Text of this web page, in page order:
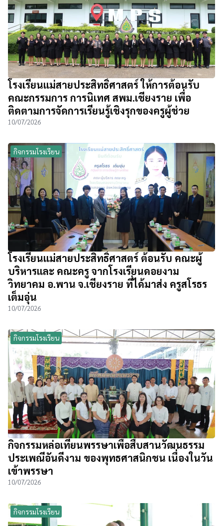
โรงเรียนแม่สายประสิทธิ์ศาสตร์ ให้การต้อนรับ
คณะกรรมการ การนิเทศ สพม.เชียงราย เพื่อ
ติดตามการจัดการเรียนรู้เชิงรุกของครูผู้ช่วย
10/07/2026
กิจกรรมโรงเรียน
โรงเรียนแม่สายประสิทธิ์ศาสตร์ ต้อนรับ คณะผู้
บริหารและ คณะครู จากโรงเรียนดอยงาม
วิทยาคม อ.พาน จ.เชียงราย ที่ได้มาส่ง ครูสโรธร
เต็มอุ่น
10/07/2026
กิจกรรมโรงเรียน
กิจกรรมหล่อเทียนพรรษาเพื่อสืบสานวัฒนธรรม
ประเพณีอันดีงาม ของพุทธศาสนิกชน เนื่องในวัน
เข้าพรรษา
10/07/2026
กิจกรรมโรงเรียน